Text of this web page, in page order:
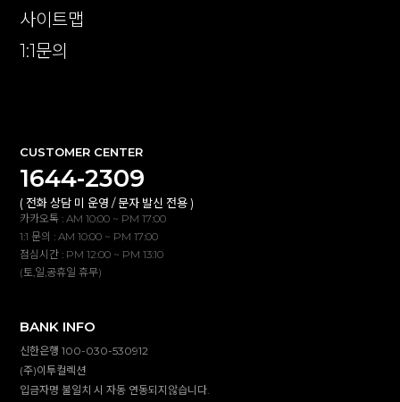
사이트맵
1:1문의
CUSTOMER CENTER
1644-2309
( 전화 상담 미 운영 / 문자 발신 전용 )
카카오톡 : AM 10:00 ~ PM 17:00
1:1 문의 : AM 10:00 ~ PM 17:00
점심시간 : PM 12:00 ~ PM 13:10
(토,일,공휴일 휴무)
BANK INFO
신한은행 100-030-530912
(주)이투컬렉션
입금자명 불일치 시 자동 연동되지않습니다.